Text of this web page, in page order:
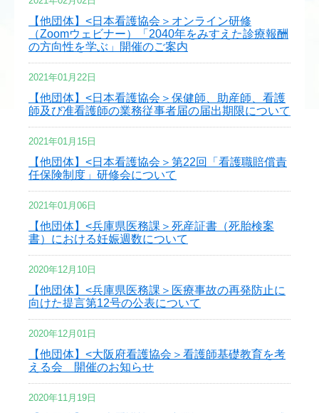
【他団体】<日本看護協会＞オンライン研修
（Zoomウェビナー）「2040年をみすえた診療報酬
の方向性を学ぶ」開催のご案内
2021年01月22日
【他団体】<日本看護協会＞保健師、助産師、看護
師及び准看護師の業務従事者届の届出期限について
2021年01月15日
【他団体】<日本看護協会＞第22回「看護職賠償責
任保険制度」研修会について
2021年01月06日
【他団体】<兵庫県医務課＞死産証書（死胎検案
書）における妊娠週数について
2020年12月10日
【他団体】<兵庫県医務課＞医療事故の再発防止に
向けた提言第12号の公表について
2020年12月01日
【他団体】<大阪府看護協会＞看護師基礎教育を考
える会 開催のお知らせ
2020年11月19日